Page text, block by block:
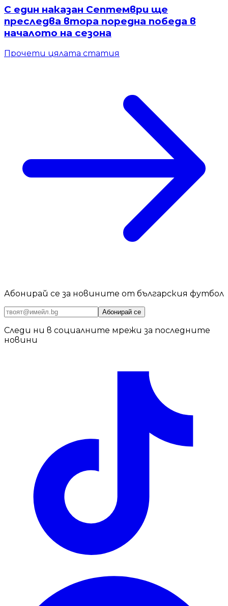
С един наказан Септември ще
преследва втора поредна победа в
началото на сезона
Прочети цялата статия
Абонирай се за новините от българския футбол
Абонирай се
Следи ни в социалните мрежи за последните
новини